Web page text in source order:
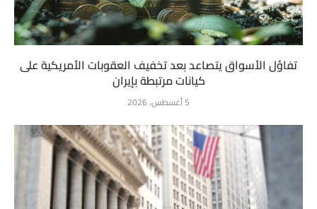
تفاؤل الأسواق يتصاعد بعد تخفيف العقوبات الأمريكية على
كيانات مرتبطة بإيران
5 أغسطس، 2026